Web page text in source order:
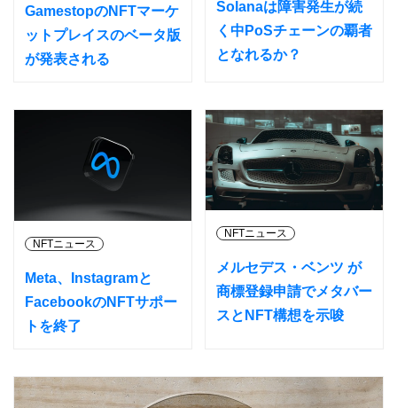
GamestopのNFTマーケ
ットプレイスのベータ版
が発表される
Solanaは障害発生が続
く中PoSチェーンの覇者
となれるか？
NFTニュース
Meta、Instagramと
FacebookのNFTサポー
トを終了
NFTニュース
メルセデス・ベンツ が
商標登録申請でメタバー
スとNFT構想を示唆